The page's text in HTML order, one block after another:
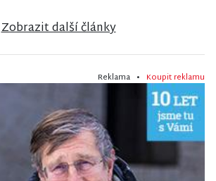
Zobrazit další články
Reklama • Koupit reklamu